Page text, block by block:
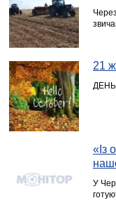
21
ДЕНЬ
«Із
У